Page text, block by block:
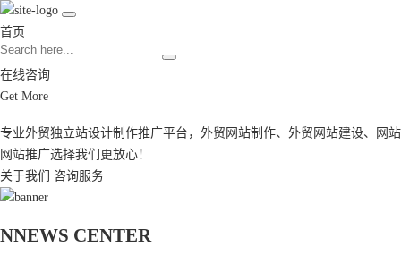
首页
在线咨询
Get More
专业外贸独立站设计制作推广平台， 外贸网站制作、 外贸网站建设、
网站
网站推广选择我们更放心！
关于我们
咨询服务
NNEWS CENTER